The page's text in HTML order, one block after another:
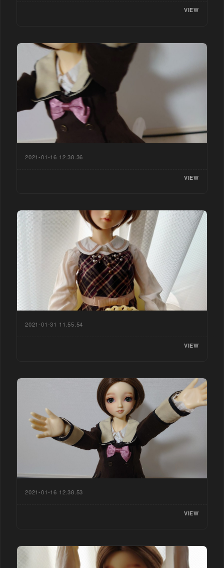
VIEW
2021-01-16 12.38.36
VIEW
2021-01-31 11.55.54
VIEW
2021-01-16 12.38.53
VIEW